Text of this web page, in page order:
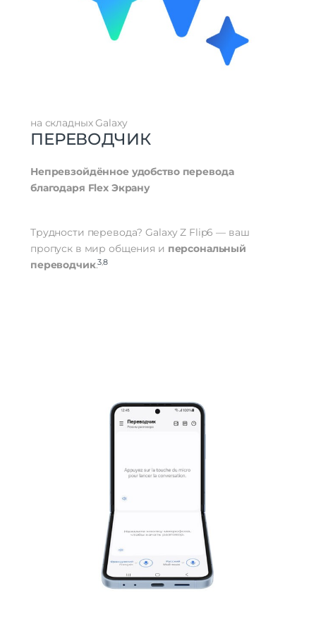
на складных Galaxy
ПЕРЕВОДЧИК
Непревзойдённое удобство перевода
благодаря Flex Экрану
Трудности перевода? Galaxy Z Flip6 — ваш
пропуск в мир общения и персональный
переводчик.3,8